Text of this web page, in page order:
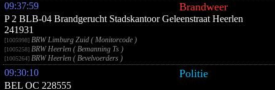
09:37:59 Brandweer
P 2 BLB-04 Brandgerucht Stadskantoor Geleenstraat Heerlen
241931
[1005998] BRW Limburg Zuid ( Monitorcode )
[1005258] BRW Heerlen ( Bemanning Ts )
[1005264] BRW Heerlen ( Bevelvoerders )
09:30:10 Politie
BEL OC 228555